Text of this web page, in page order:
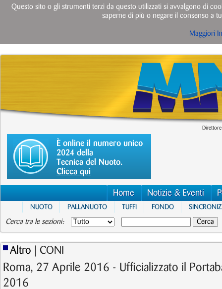
È online il numero unico
2024 della
Tecnica del Nuoto.
Clicca qui
Home Notizie & Eventi
NUOTO PALLANUOTO TUFFI FONDO
Cerca tra le sezioni:
Altro | CONI
Roma, 27 Aprile 2016 - Ufficializzato il
2016
Questo sito o gli strumenti terzi da questo utilizzati si avvalgono di
saperne di più o negare il consenso a
Maggiori